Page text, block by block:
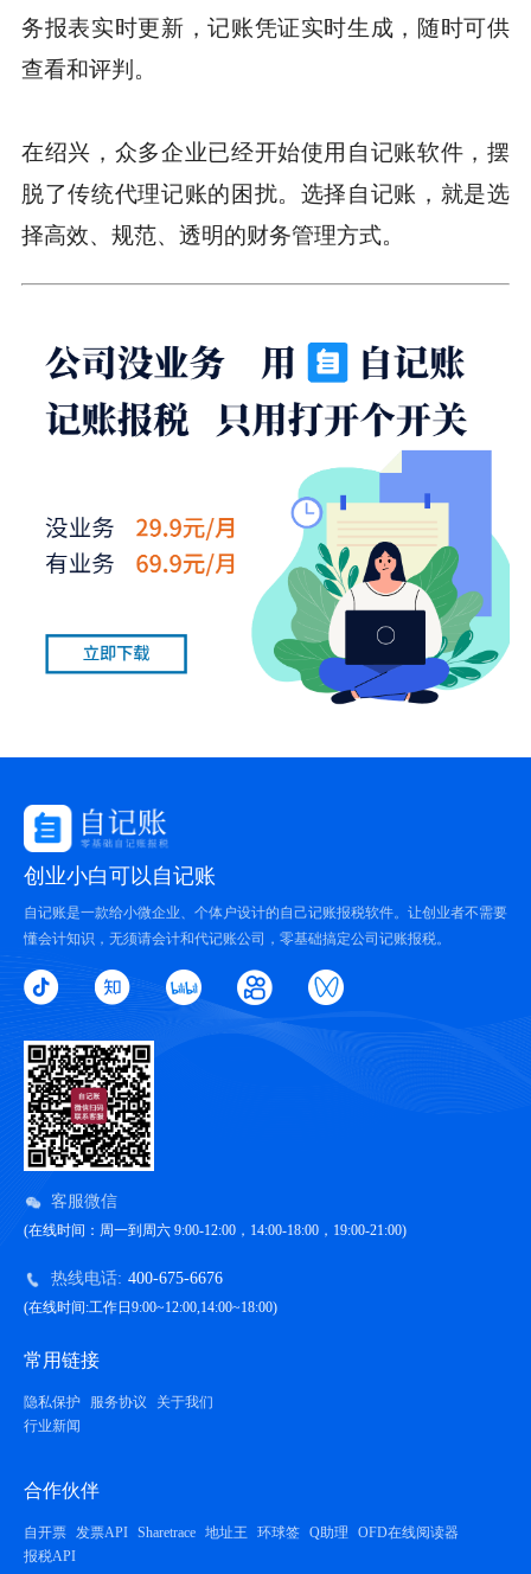
务报表实时更新，记账凭证实时生成，随时可供
查看和评判。
在绍兴，众多企业已经开始使用自记账软件，摆
脱了传统代理记账的困扰。选择自记账，就是选
择高效、规范、透明的财务管理方式。
创业小白可以自记账
自记账是一款给小微企业、个体户设计的自己记账报税软件。让创业者不需要
懂会计知识，无须请会计和代记账公司，零基础搞定公司记账报税。
客服微信
(在线时间：周一到周六 9:00-12:00，14:00-18:00，19:00-21:00)
热线电话: 400-675-6676
(在线时间:工作日9:00~12:00,14:00~18:00)
常用链接
隐私保护 服务协议
关于我们
行业新闻
合作伙伴
自开票 发票API Sharetrace 地址王 环球签 Q助理
OFD在线阅读器
报税API